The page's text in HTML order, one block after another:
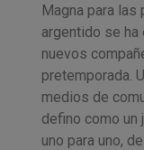
Magna para las
argentido se
nuevos
pretemporada.
medios de
defino como un
uno para uno,